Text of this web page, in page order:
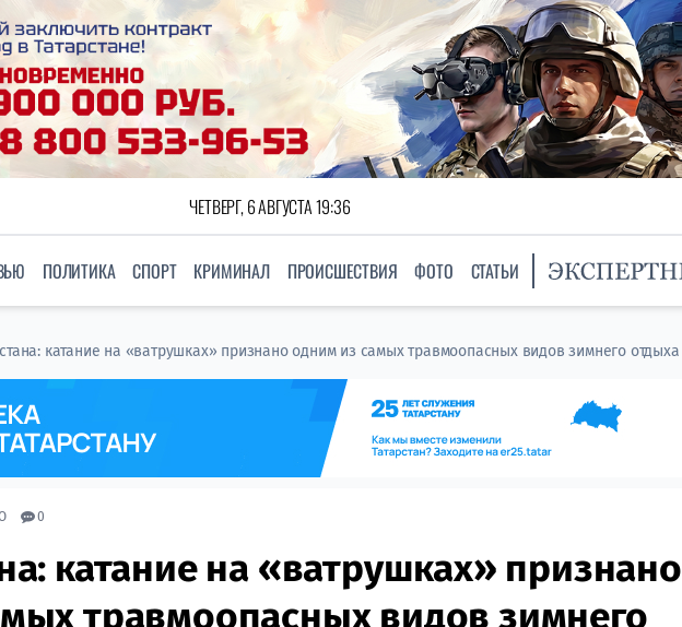
ЧЕТВЕРГ, 6 АВГУСТА 19:36
ПОЛИТИКА СПОРТ КРИМИНАЛ ПРОИСШЕСТВИЯ ФОТО СТАТЬИ
катание на «ватрушках» признано одним из самых травмоопасных видов зимнего отдыха
0
катание на «ватрушках» признано
травмоопасных видов зимнего